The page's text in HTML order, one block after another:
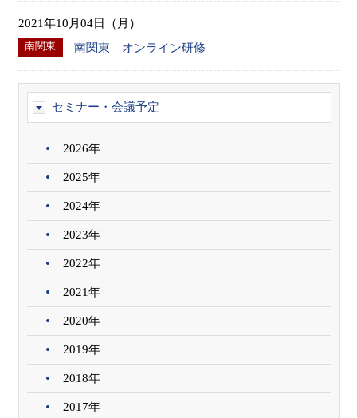
2021年10月04日（月）
南関東 南関東 オンライン研修
セミナー・会議予定
2026年
2025年
2024年
2023年
2022年
2021年
2020年
2019年
2018年
2017年